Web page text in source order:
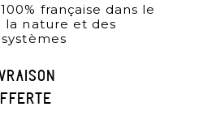
française dans le
la nature et des